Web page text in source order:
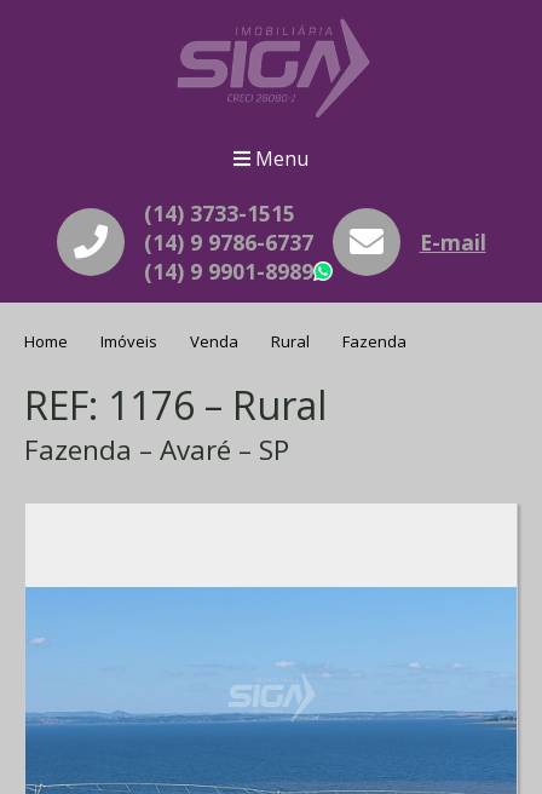
Menu
(14) 3733-1515
(14) 9 9786-6737
(14) 9 9901-8989
WhatsApp
E-mail
Home Imóveis Venda Rural Fazenda
REF: 1176 – Rural
Fazenda – Avaré – SP